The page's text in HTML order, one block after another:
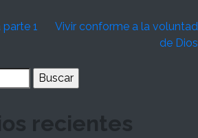
1
Vivir conforme a la voluntad
de Dios
recientes